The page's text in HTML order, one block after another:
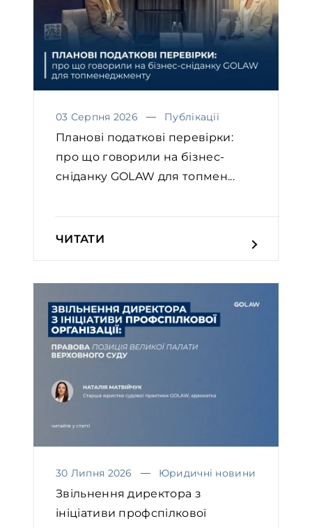
03 Серпня 2026 Публікації
Планові податкові перевірки:
про що говорили на бізнес-
сніданку GOLAW для топмен...
ЧИТАТИ
30 Липня 2026 Юридичні новини
Звільнення директора з
ініціативи профспілкової